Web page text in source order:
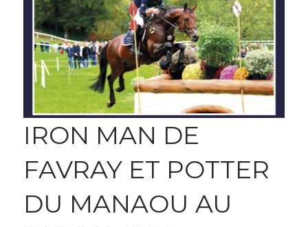
IRON MAN DE
FAVRAY ET POTTER
DU MANAOU AU